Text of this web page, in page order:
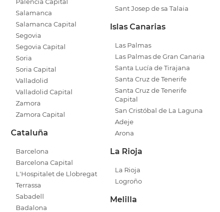
Salamanca
Salamanca Capital
Segovia
Segovia Capital
Soria
Soria Capital
Valladolid
Valladolid Capital
Zamora
Zamora Capital
Cataluña
Barcelona
Barcelona Capital
L'Hospitalet de Llobregat
Terrassa
Sabadell
Badalona
Sant Josep de sa Talaia
Islas Canarias
Las Palmas
Las Palmas de Gran Canaria
Santa Lucía de Tirajana
Santa Cruz de Tenerife
Santa Cruz de Tenerife
Capital
San Cristóbal de La Laguna
Adeje
Arona
La Rioja
La Rioja
Logroño
Melilla